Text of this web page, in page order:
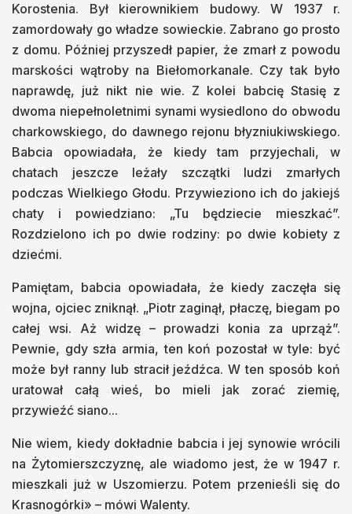
Korostenia. Był kierownikiem budowy. W 1937 r.
zamordowały go władze sowieckie. Zabrano go prosto
z domu. Później przyszedł papier, że zmarł z powodu
marskości wątroby na Biełomorkanale. Czy tak było
naprawdę, już nikt nie wie. Z kolei babcię Stasię z
dwoma niepełnoletnimi synami wysiedlono do obwodu
charkowskiego, do dawnego rejonu błyzniukiwskiego.
Babcia opowiadała, że kiedy tam przyjechali, w
chatach jeszcze leżały szczątki ludzi zmarłych
podczas Wielkiego Głodu. Przywieziono ich do jakiejś
chaty i powiedziano: „Tu będziecie mieszkać”.
Rozdzielono ich po dwie rodziny: po dwie kobiety z
dziećmi.
Pamiętam, babcia opowiadała, że kiedy zaczęła się
wojna, ojciec zniknął. „Piotr zaginął, płaczę, biegam po
całej wsi. Aż widzę – prowadzi konia za uprząż”.
Pewnie, gdy szła armia, ten koń pozostał w tyle: być
może był ranny lub stracił jeźdźca. W ten sposób koń
uratował całą wieś, bo mieli jak zorać ziemię,
przywieźć siano...
Nie wiem, kiedy dokładnie babcia i jej synowie wrócili
na Żytomierszczyznę, ale wiadomo jest, że w 1947 r.
mieszkali już w Uszomierzu. Potem przenieśli się do
Krasnogórki» – mówi Walenty.